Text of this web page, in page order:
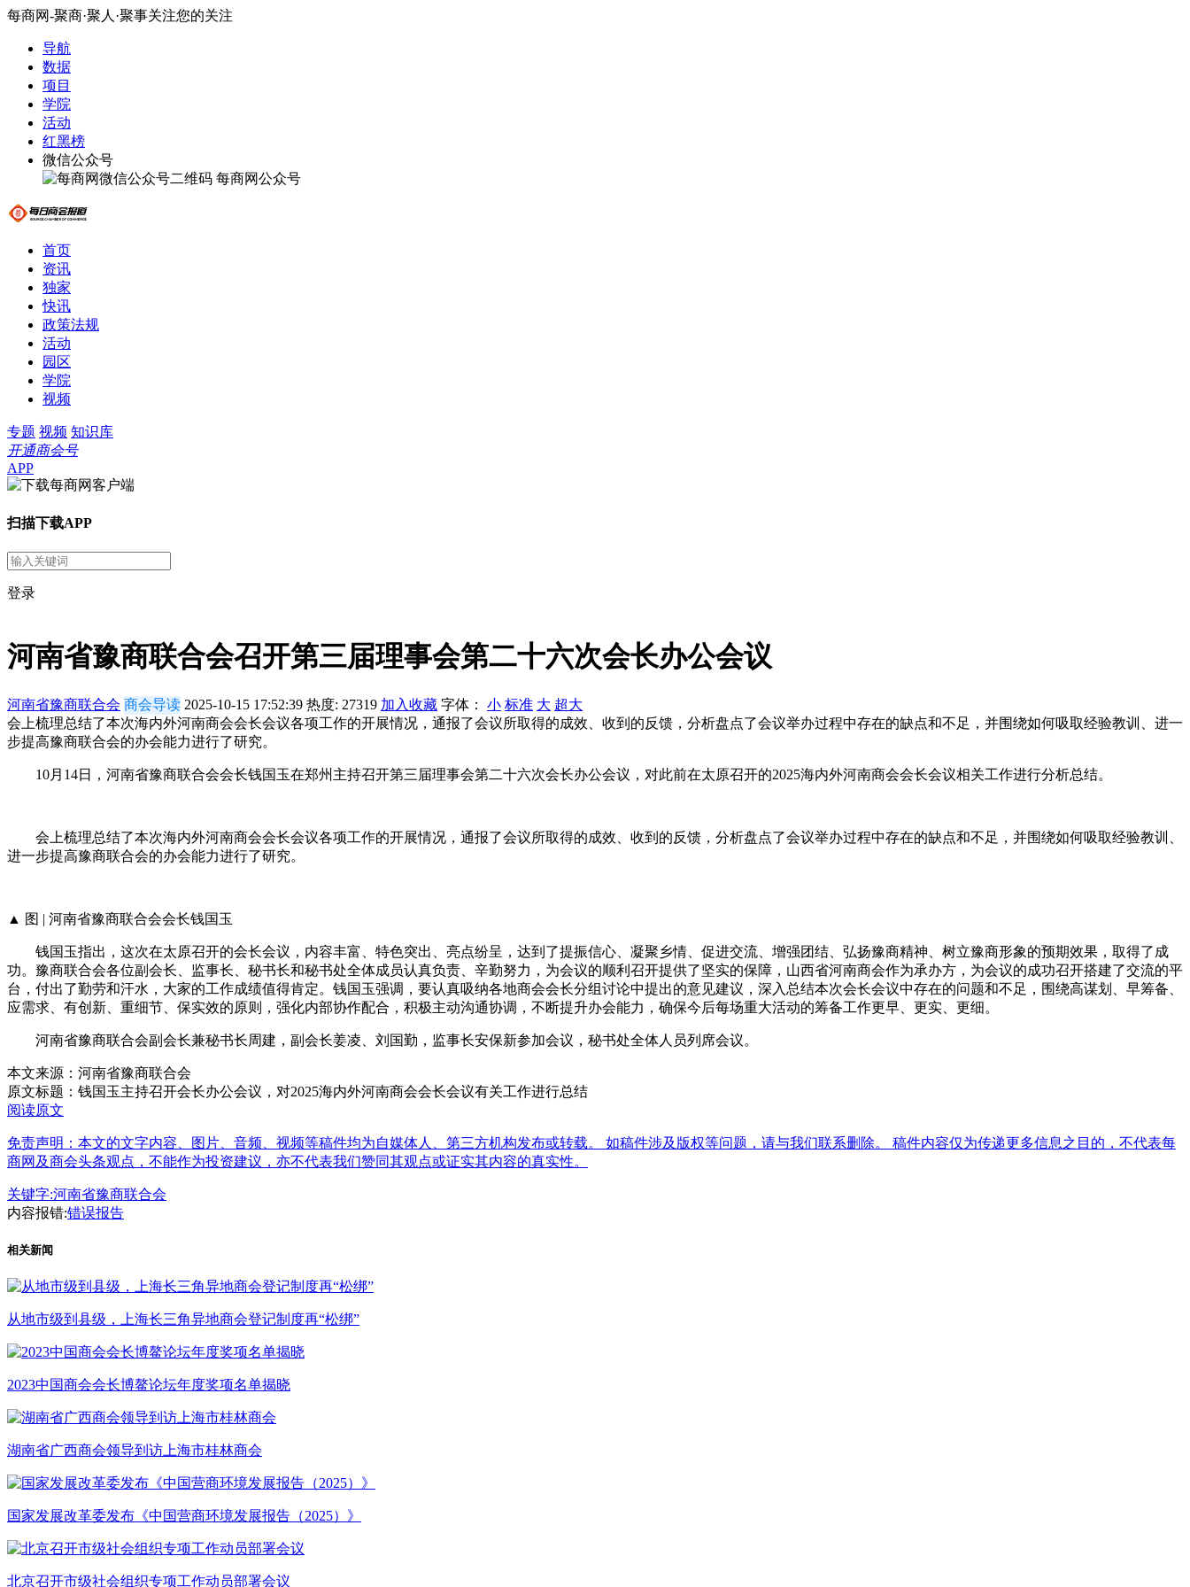
每商网-聚商·聚人·聚事关注您的关注
导航
数据
项目
学院
活动
红黑榜
微信公众号
每商网公众号
首页
资讯
独家
快讯
政策法规
活动
园区
学院
视频
专题 视频 知识库
开通商会号
APP
扫描下载APP
登录
河南省豫商联合会召开第三届理事会第二十六次会长办公会议
河南省豫商联合会 商会导读 2025-10-15 17:52:39 热度: 27319 加入收藏 字体： 小 标准 大 超大
会上梳理总结了本次海内外河南商会会长会议各项工作的开展情况，通报了会议所取得的成效、收到的反馈，分析盘点了会议举办过程中存在的缺点和不足，并围绕如何吸取经验教训、进一
步提高豫商联合会的办会能力进行了研究。
10月14日，河南省豫商联合会会长钱国玉在郑州主持召开第三届理事会第二十六次会长办公会议，对此前在太原召开的2025海内外河南商会会长会议相关工作进行分析总结。
会上梳理总结了本次海内外河南商会会长会议各项工作的开展情况，通报了会议所取得的成效、收到的反馈，分析盘点了会议举办过程中存在的缺点和不足，并围绕如何吸取经验教训、
进一步提高豫商联合会的办会能力进行了研究。
▲ 图 | 河南省豫商联合会会长钱国玉
钱国玉指出，这次在太原召开的会长会议，内容丰富、特色突出、亮点纷呈，达到了提振信心、凝聚乡情、促进交流、增强团结、弘扬豫商精神、树立豫商形象的预期效果，取得了成
功。豫商联合会各位副会长、监事长、秘书长和秘书处全体成员认真负责、辛勤努力，为会议的顺利召开提供了坚实的保障，山西省河南商会作为承办方，为会议的成功召开搭建了交流的平
台，付出了勤劳和汗水，大家的工作成绩值得肯定。钱国玉强调，要认真吸纳各地商会会长分组讨论中提出的意见建议，深入总结本次会长会议中存在的问题和不足，围绕高谋划、早筹备、
应需求、有创新、重细节、保实效的原则，强化内部协作配合，积极主动沟通协调，不断提升办会能力，确保今后每场重大活动的筹备工作更早、更实、更细。
河南省豫商联合会副会长兼秘书长周建，副会长姜凌、刘国勤，监事长安保新参加会议，秘书处全体人员列席会议。
本文来源：河南省豫商联合会
原文标题： 钱国玉主持召开会长办公会议，对2025海内外河南商会会长会议有关工作进行总结
阅读原文
免责声明：本文的文字内容、图片、音频、视频等稿件均为自媒体人、第三方机构发布或转载。 如稿件涉及版权等问题，请与我们联系删除。 稿件内容仅为传递更多信息之目的，不代表每
商网及商会头条观点，不能作为投资建议，亦不代表我们赞同其观点或证实其内容的真实性。
关键字:河南省豫商联合会
内容报错:错误报告
相关新闻
从地市级到县级，上海长三角异地商会登记制度再“松绑”
2023中国商会会长博鳌论坛年度奖项名单揭晓
湖南省广西商会领导到访上海市桂林商会
国家发展改革委发布《中国营商环境发展报告（2025）》
北京召开市级社会组织专项工作动员部署会议